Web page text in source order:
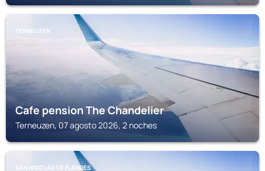
TERNEUZEN
Cafe pension The Chandelier
Terneuzen, 07 agosto 2026, 2 noches
SAN NICOLÁS DE FLANDES